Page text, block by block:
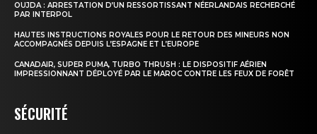
OUJDA : ARRESTATION D’UN RESSORTISSANT NÉERLANDAIS RECHERCHÉ
PAR INTERPOL
HAUTES INSTRUCTIONS ROYALES POUR LE RETOUR DES MINEURS NON
ACCOMPAGNÉS DEPUIS L’ESPAGNE ET L’EUROPE
CANADAIR, SUPER PUMA, TURBO THRUSH : LE DISPOSITIF AÉRIEN
IMPRESSIONNANT DÉPLOYÉ PAR LE MAROC CONTRE LES FEUX DE FORÊT
SÉCURITÉ